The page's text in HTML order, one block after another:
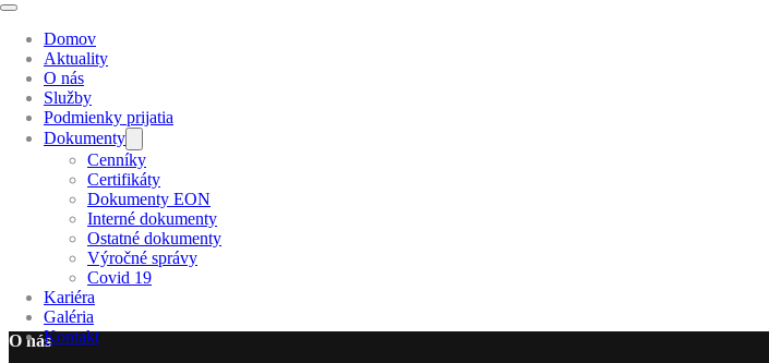
Domov
Aktuality
O nás
Služby
Podmienky prijatia
Dokumenty
Cenníky
Certifikáty
Dokumenty EON
Interné dokumenty
Ostatné dokumenty
Výročné správy
Covid 19
Kariéra
Galéria
Kontakt
O nás